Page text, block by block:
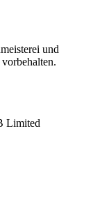
und
Limited